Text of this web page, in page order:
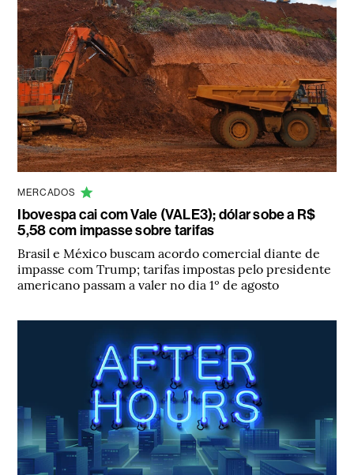
MERCADOS
Ibovespa cai com Vale (VALE3); dólar sobe a R$
5,58 com impasse sobre tarifas
Brasil e México buscam acordo comercial diante de
impasse com Trump; tarifas impostas pelo presidente
americano passam a valer no dia 1º de agosto